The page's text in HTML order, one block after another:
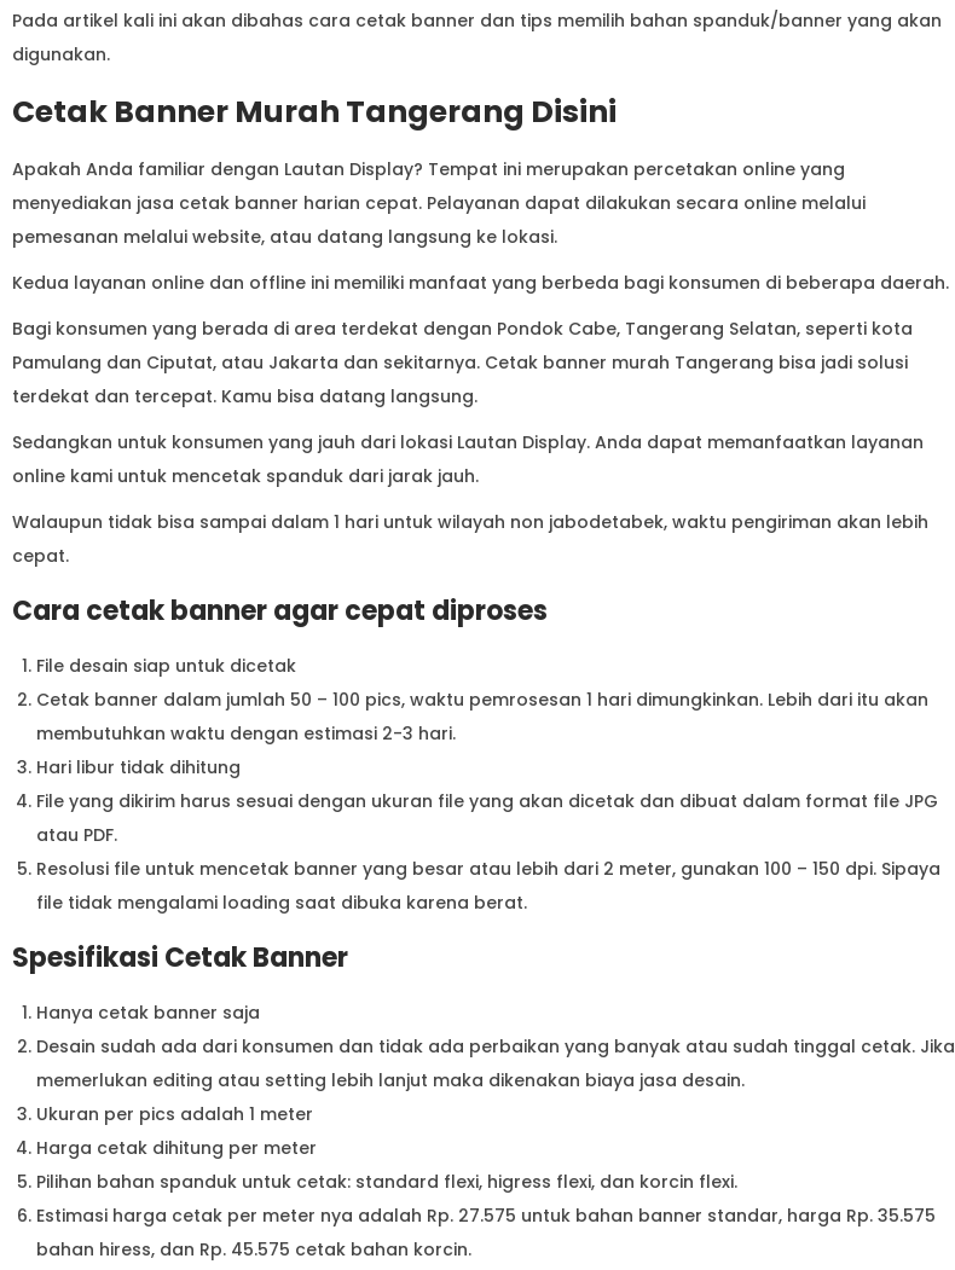
Pada artikel kali ini akan dibahas cara cetak banner dan tips memilih bahan spanduk/banner yang akan
digunakan.
Cetak Banner Murah Tangerang Disini
Apakah Anda familiar dengan Lautan Display? Tempat ini merupakan percetakan online yang
menyediakan jasa cetak banner harian cepat. Pelayanan dapat dilakukan secara online melalui
pemesanan melalui website, atau datang langsung ke lokasi.
Kedua layanan online dan offline ini memiliki manfaat yang berbeda bagi konsumen di beberapa daerah.
Bagi konsumen yang berada di area terdekat dengan Pondok Cabe, Tangerang Selatan, seperti kota
Pamulang dan Ciputat, atau Jakarta dan sekitarnya. Cetak banner murah Tangerang bisa jadi solusi
terdekat dan tercepat. Kamu bisa datang langsung.
Sedangkan untuk konsumen yang jauh dari lokasi Lautan Display. Anda dapat memanfaatkan layanan
online kami untuk mencetak spanduk dari jarak jauh.
Walaupun tidak bisa sampai dalam 1 hari untuk wilayah non jabodetabek, waktu pengiriman akan lebih
cepat.
Cara cetak banner agar cepat diproses
File desain siap untuk dicetak
Cetak banner dalam jumlah 50 – 100 pics, waktu pemrosesan 1 hari dimungkinkan. Lebih dari itu akan
membutuhkan waktu dengan estimasi 2-3 hari.
Hari libur tidak dihitung
File yang dikirim harus sesuai dengan ukuran file yang akan dicetak dan dibuat dalam format file JPG
atau PDF.
Resolusi file untuk mencetak banner yang besar atau lebih dari 2 meter, gunakan 100 – 150 dpi. Sipaya
file tidak mengalami loading saat dibuka karena berat.
Spesifikasi Cetak Banner
Hanya cetak banner saja
Desain sudah ada dari konsumen dan tidak ada perbaikan yang banyak atau sudah tinggal cetak. Jika
memerlukan editing atau setting lebih lanjut maka dikenakan biaya jasa desain.
Ukuran per pics adalah 1 meter
Harga cetak dihitung per meter
Pilihan bahan spanduk untuk cetak: standard flexi, higress flexi, dan korcin flexi.
Estimasi harga cetak per meter nya adalah Rp. 27.575 untuk bahan banner standar, harga Rp. 35.575
bahan hiress, dan Rp. 45.575 cetak bahan korcin.